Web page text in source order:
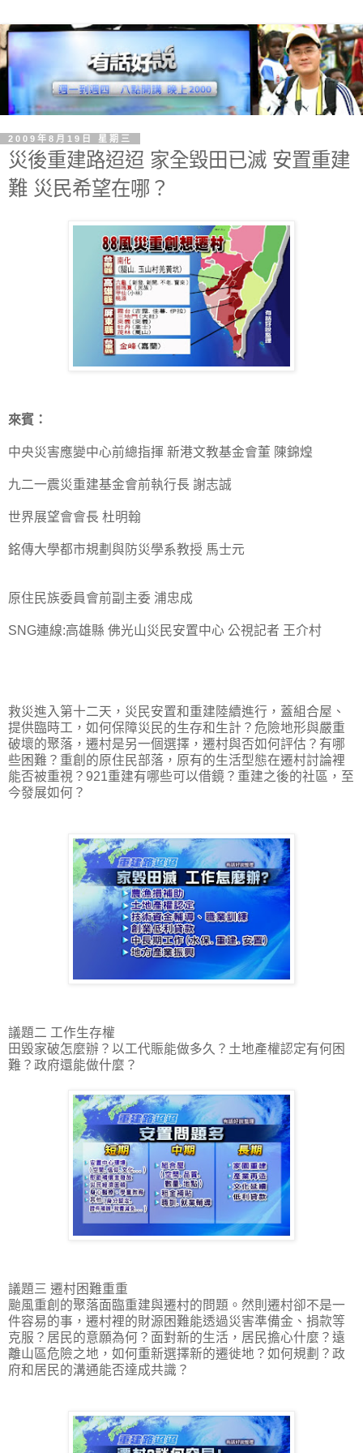
2009年8月19日 星期三
災後重建路迢迢 家全毀田已滅 安置重建
難 災民希望在哪？
來賓：
中央災害應變中心前總指揮 新港文教基金會董 陳錦煌
九二一震災重建基金會前執行長 謝志誠
世界展望會會長 杜明翰
銘傳大學都市規劃與防災學系教授 馬士元
原住民族委員會前副主委 浦忠成
SNG連線:高雄縣 佛光山災民安置中心 公視記者 王介村
救災進入第十二天，災民安置和重建陸續進行，蓋組合屋、
提供臨時工，如何保障災民的生存和生計？危險地形與嚴重
破壞的聚落，遷村是另一個選擇，遷村與否如何評估？有哪
些困難？重創的原住民部落，原有的生活型態在遷村討論裡
能否被重視？921重建有哪些可以借鏡？重建之後的社區，至
今發展如何？
議題二 工作生存權
田毀家破怎麼辦？以工代賑能做多久？土地產權認定有何困
難？政府還能做什麼？
議題三 遷村困難重重
颱風重創的聚落面臨重建與遷村的問題。然則遷村卻不是一
件容易的事，遷村裡的財源困難能透過災害準備金、捐款等
克服？居民的意願為何？面對新的生活，居民擔心什麼？遠
離山區危險之地，如何重新選擇新的遷徙地？如何規劃？政
府和居民的溝通能否達成共識？